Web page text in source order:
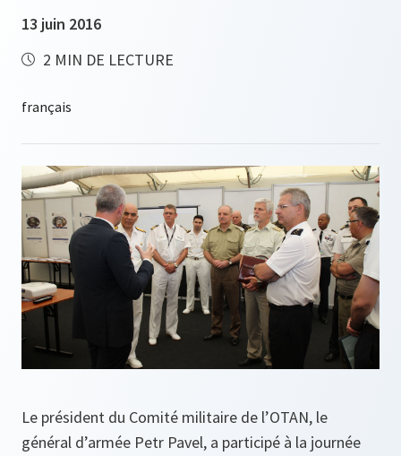
13 juin 2016
2 MIN DE LECTURE
Le président du Comité militaire de l’OTAN, le
général d’armée Petr Pavel, a participé à la journée